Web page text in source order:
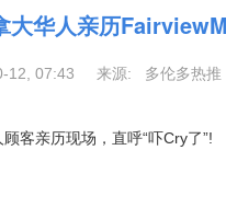
大华人亲历
12, 07:43 来源: 多伦多热推
客亲历现场，直呼“吓Cry了”!